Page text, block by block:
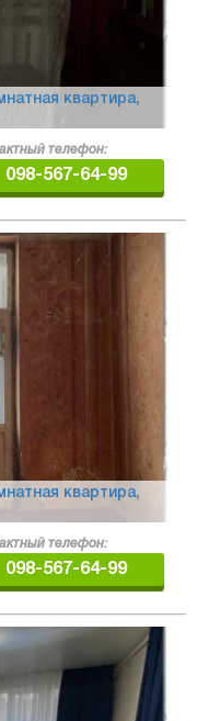
квартира,
телефон:
098-567-64-99
квартира,
телефон:
098-567-64-99